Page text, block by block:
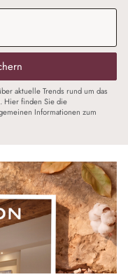
aktuelle Trends rund um das
Hier finden Sie die
Informationen zum